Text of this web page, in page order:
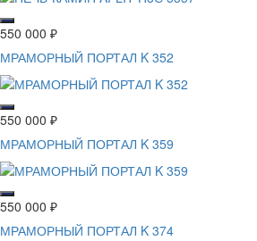
550 000 ₽
МРАМОРНЫЙ ПОРТАЛ K 352
550 000 ₽
МРАМОРНЫЙ ПОРТАЛ K 359
550 000 ₽
МРАМОРНЫЙ ПОРТАЛ K 374